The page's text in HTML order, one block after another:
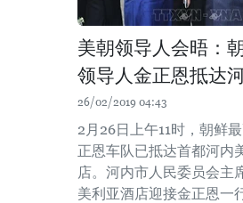
美朝领导人会晤：
领导人金正恩抵达
26/02/2019 04:43
2月26日上午11时，朝鲜
正恩车队已抵达首都河内
店。河内市人民委员会主
美利亚酒店迎接金正恩一